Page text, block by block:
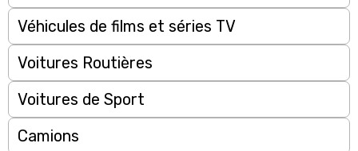
Véhicules de films et séries TV
Voitures Routières
Voitures de Sport
Camions